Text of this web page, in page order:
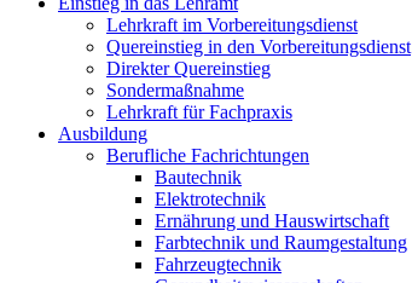
Lehrkraft im Vorbereitungsdienst
Quereinstieg in den Vorbereitungsdienst
Direkter Quereinstieg
Sondermaßnahme
Lehrkraft für Fachpraxis
Ausbildung
Berufliche Fachrichtungen
Bautechnik
Elektrotechnik
Ernährung und Hauswirtschaft
Farbtechnik und Raumgestaltung
Fahrzeugtechnik